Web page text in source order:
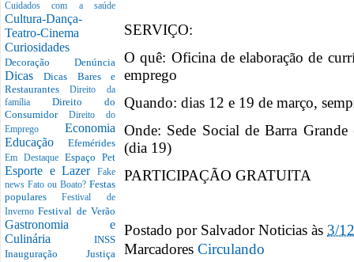
Cuidados com a saúde
Cultura-Dança-
Teatro-Cinema
Curiosidades
Decoração Denúncia
DicasDicas Bares e
RestaurantesDireito da
família Direito do
Consumidor Direito do
Emprego Economia
Educação Efemérides
Em Destaque Espaço Pet
Esporte e Lazer
Fake
news Fato ou Boato? Festas
popularesFestival de
InvernoFestival de Verão
Gastronomia e
Culinária INSS
Inauguração Justiça
SERVIÇO:
O quê: Oficina de elaboração de
emprego
Quando: dias 12 e 19 de março,
Onde: Sede Social de Barra
(dia 19)
PARTICIPAÇÃO GRATUITA
Postado por Salvador Noticias às 3/
Marcadores Circulando